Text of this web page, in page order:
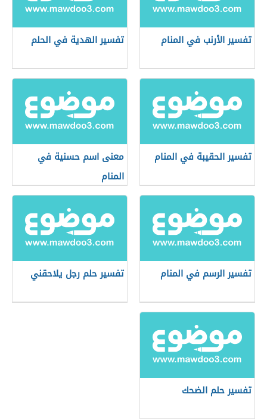
تفسير الأرنب في المنام تفسير الهدية في الحلم
تفسير الحقيبة في المنام
معنى اسم حسنية في
المنام
تفسير الرسم في المنام تفسير حلم رجل يلاحقني
تفسير حلم الضحك